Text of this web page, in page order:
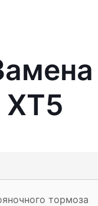
тормоза